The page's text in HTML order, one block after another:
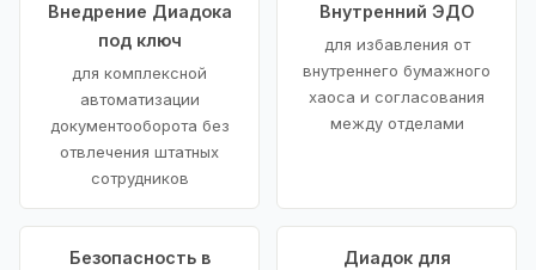
Внедрение Диадока
под ключ
для комплексной
автоматизации
документооборота без
отвлечения штатных
сотрудников
Внутренний ЭДО
для избавления от
внутреннего бумажного
хаоса и согласования
между отделами
Безопасность в
Диадок для